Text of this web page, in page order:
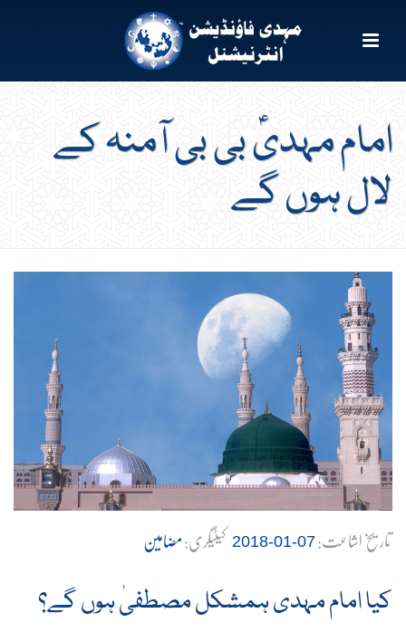
امام مہدیؑ بی بی آمنہ کے
لال ہوں گے
تاریخ اشاعت:07-01-2018 کیٹیگری:مضامین
کیا امام مہدی ہمشکل مصطفیٰ ہوں گے؟